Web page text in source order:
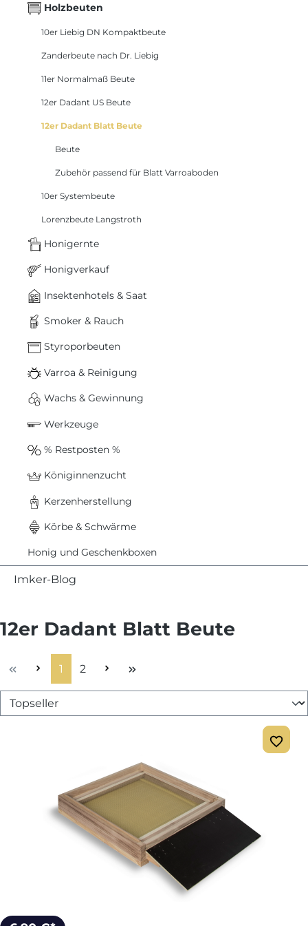
Holzbeuten
10er Liebig DN Kompaktbeute
Zanderbeute nach Dr. Liebig
11er Normalmaß Beute
12er Dadant US Beute
12er Dadant Blatt Beute
Beute
Zubehör passend für Blatt Varroaboden
10er Systembeute
Lorenzbeute Langstroth
Honigernte
Honigverkauf
Insektenhotels & Saat
Smoker & Rauch
Styroporbeuten
Varroa & Reinigung
Wachs & Gewinnung
Werkzeuge
% Restposten %
Königinnenzucht
Kerzenherstellung
Körbe & Schwärme
Honig und Geschenkboxen
Imker-Blog
12er Dadant Blatt Beute
Seite
1 Seite
2